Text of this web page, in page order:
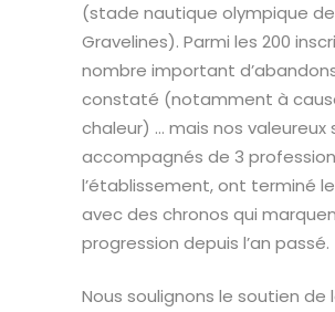
(stade nautique olympique de
Gravelines). Parmi les 200
nombre important
constaté (notamment à
chaleur) … mais nos valeureux
accompagnés de 3
l’établissement, ont terminé
avec des chronos qui
progression depuis l’an passé.
Nous soulignons le soutien de